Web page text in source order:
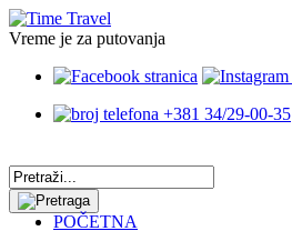
Vreme je za putovanja
+381 34/29-00-35
POČETNA